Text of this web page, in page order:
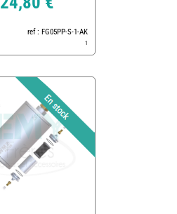
ref : FG05PP-S-1-AK
1